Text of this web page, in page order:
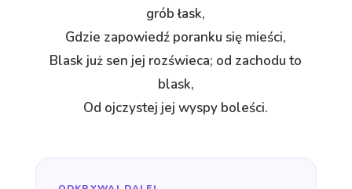
grób łask,
Gdzie zapowiedź poranku się mieści,
Blask już sen jej rozświeca; od zachodu to
blask,
Od ojczystej jej wyspy boleści.